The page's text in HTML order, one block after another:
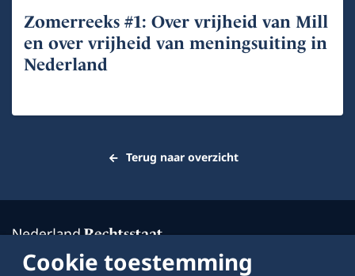
Zomerreeks #1: Over vrijheid van Mill
en over vrijheid van meningsuiting in
Nederland
Terug naar overzicht
Cookie toestemming